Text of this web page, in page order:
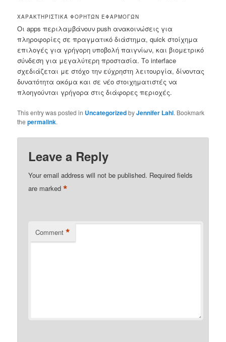
ΧΑΡΑΚΤΗΡΙΣΤΙΚΆ ΦΟΡΗΤΏΝ ΕΦΑΡΜΟΓΏΝ
Οι apps περιλαμβάνουν push ανακοινώσεις για
πληροφορίες σε πραγματικό διάστημα, quick στοίχημα
επιλογές για γρήγορη υποβολή παιγνίων, και βιομετρικό
σύνδεση για μεγαλύτερη προστασία. Το interface
σχεδιάζεται με στόχο την εύχρηστη λειτουργία, δίνοντας
δυνατότητα ακόμα και σε νέο στοιχηματιστές να
πλοηγούνται γρήγορα στις διάφορες περιοχές.
This entry was posted in UncategorizedbyJennifer Lahl. Bookmark
thepermalink.
Leave a Reply
Your email address will not be published. Required fields
are marked*
Comment *